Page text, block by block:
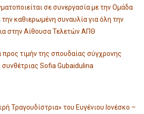
σε συνεργασία με την Ομάδα
την καθιερωμένη συναυλία για όλη την
στην Αίθουσα Τελετών ΑΠΘ
προς τιμήν της σπουδαίας σύγχρονης
Sofia Gubaidulina
Τραγουδίστρια» του Ευγένιου Ιονέσκο –